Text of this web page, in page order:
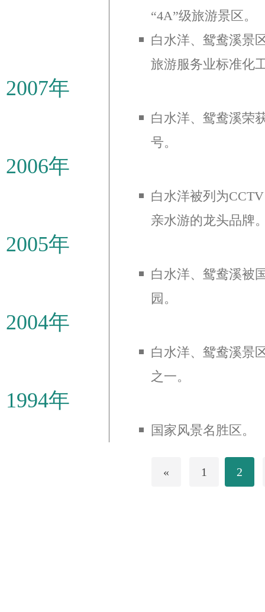
“4A”级旅游景区。
白水洋、鸳鸯溪景
旅游服务业标准化
2007年
白水洋、鸳鸯溪荣
号。
2006年
白水洋被列为
亲水游的龙头品牌
2005年
白水洋、鸳鸯溪被
园。
2004年
白水洋、鸳鸯溪景
之一。
1994年
国家风景名胜区。
« 1 2